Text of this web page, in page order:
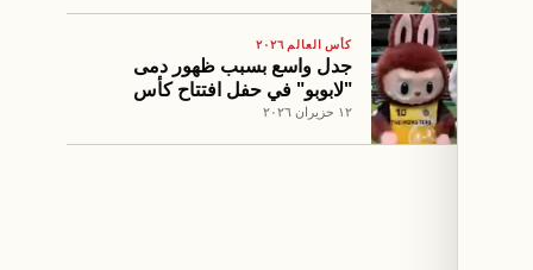
كأس العالم ٢٠٢٦
جدل واسع بسبب ظهور دمى
"لابوبو" في حفل افتتاح كأس
العالم 2026
١٢ حزيران ٢٠٢٦